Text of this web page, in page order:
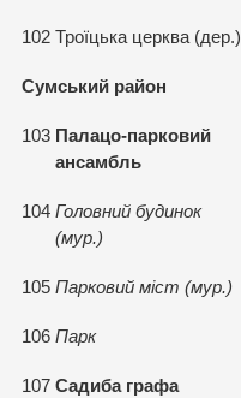
102 Троїцька церква (дер.)
Сумський район
103 Палацо-парковий
ансамбль
104 Головний будинок
(мур.)
105 Парковий мiст (мур.)
106 Парк
107 Садиба графа